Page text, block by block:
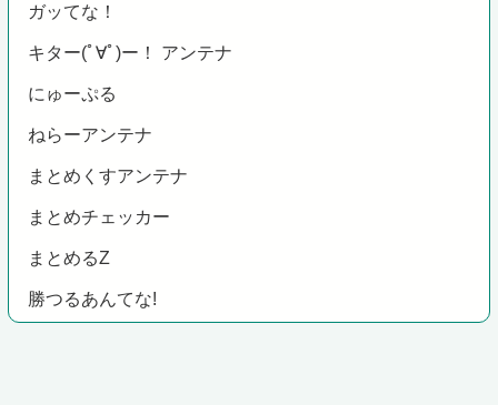
ガッてな！
キター(ﾟ∀ﾟ)ー！ アンテナ
にゅーぷる
ねらーアンテナ
まとめくすアンテナ
まとめチェッカー
まとめるZ
勝つるあんてな!